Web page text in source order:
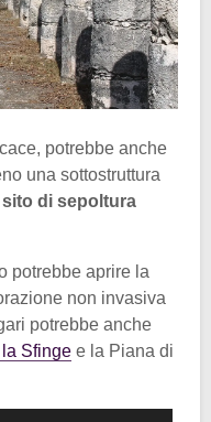
potrebbe anche
una sottostruttura
sito di sepoltura
potrebbe aprire la
non invasiva
potrebbe anche
la Sfinge e la Piana di